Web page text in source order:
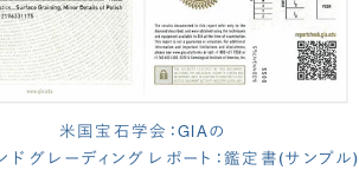
米国宝石学会：GIAの
ド グレーディング レポート：鑑定書(サンプル)